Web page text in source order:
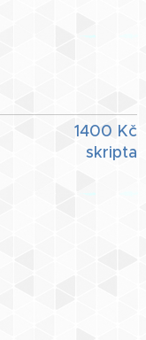
1400 Kč
skripta